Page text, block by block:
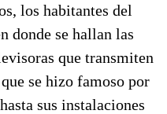
los habitantes del
donde se hallan las
que transmiten
se hizo famoso por
sus instalaciones